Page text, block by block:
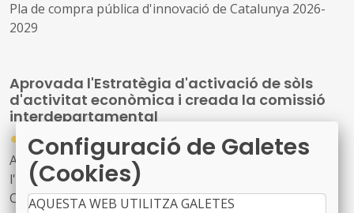
Pla de compra pública d'innovació de Catalunya 2026-
2029
Aprovada l'Estratègia d'activació de sòls
d'activitat econòmica i creada la comissió
interdepartamental
●
12/02/2026
Acord GOV/28/2026, de 10 de febrer, pel qual s'aprova
l'Estratègia d'activació de sòls d'activitat econòmica de
Catalunya i es crea la Comissió Interdepartamental
Configuració de Galetes
(Cookies)
AQUESTA WEB UTILITZA GALETES